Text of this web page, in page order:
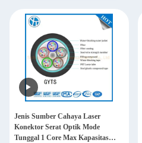
Jenis Sumber Cahaya Laser
Konektor Serat Optik Mode
Tunggal 1 Core Max Kapasitas